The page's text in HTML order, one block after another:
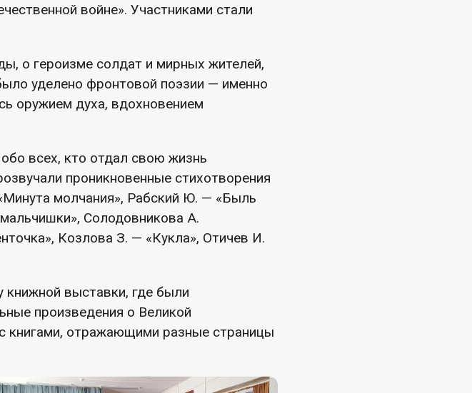
войне». Участниками стали
о героизме солдат и мирных жителей,
уделено фронтовой поэзии — именно
оружием духа, вдохновением
всех, кто отдал свою жизнь
проникновенные стихотворения
молчания», Рабский Ю. — «Быль
Солодовникова А.
Козлова З. — «Кукла», Отичев И.
книжной выставки, где были
произведения о Великой
книгами, отражающими разные страницы